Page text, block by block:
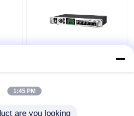
রিং অ্যাম্প্লিফায়ার
1:45 PM
are you looking